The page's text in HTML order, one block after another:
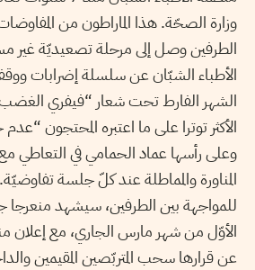
وزارة الصحّة. هذا الماراطون من
الطرفين وصل إلى مرحلة تصعيديّة غير
الأطباء الشبّان عن سلسلة إضرابات
الشهر الفارط تحت شعار “فيفري
الأكثر توترا على ما اعتبره المحتجون
وعلى رأسها عماد الحمامي في التعاطي
المناورة والمماطلة عند كلّ جلسة
للمواجهة بين الطرفين، سيشهد منعرجا
الأوّل من شهر مارس الجاري، مع إعلان
عن قرارها سحب المتربّصين المقيمين